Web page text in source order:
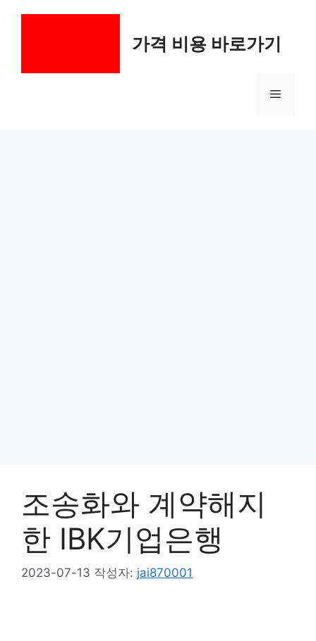
가격 비용 바로가기
메
조송화와 계약해지
한 IBK기업은행
2023-07-13 작성자: jai870001